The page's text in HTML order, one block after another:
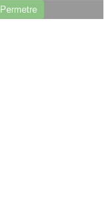
Permetre